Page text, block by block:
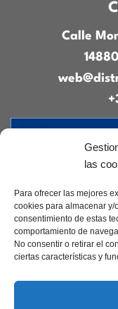
las
Para ofrecer las mejores
cookies para almacenar y/
consentimiento de estas
comportamiento de
No consentir o retirar el
ciertas características y
Calle
Contacto|